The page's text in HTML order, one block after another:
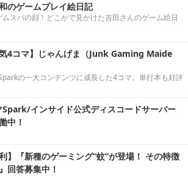
のゲームプレイ絵日記
ムスパの顔！どこかで見かけた吉田さんのゲーム絵日
気4コマ】じゃんげま（Junk Gaming Maide
の一大コンテンツに成長した4コマ。単行本も好評
インサイド公式ディスコードサーバー
中！
利】『新種のゲーミング“蚊”が登場！ その特徴
回答募集中！